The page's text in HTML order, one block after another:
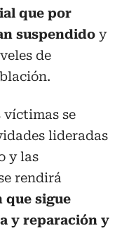
que por
suspendido y
de
víctimas se
lideradas
y las
rendirá
que sigue
y reparación y